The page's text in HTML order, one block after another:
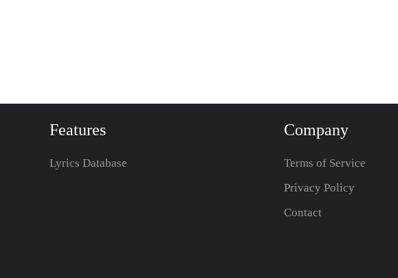
Features
Lyrics Database
Company
Terms of Service
Privacy Policy
Contact